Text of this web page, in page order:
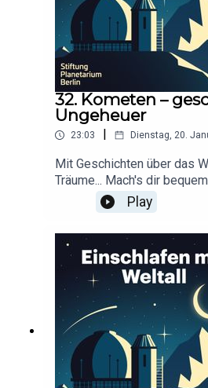
32. Kometen –
Ungeheuer
23:03 Dienstag, 20.
Mit Geschichten über das
Träume... Mach's dir
ein!Dieser Podcast wird
finanziert. Infos und
Werbepartner:
https://linktr.ee/
t von Tim Rodenkirchen für
Kooperation mit der
BerlinRedaktion: Dr. Felix
Staesche, Ghazal
StaescheCover-Artwork
Play